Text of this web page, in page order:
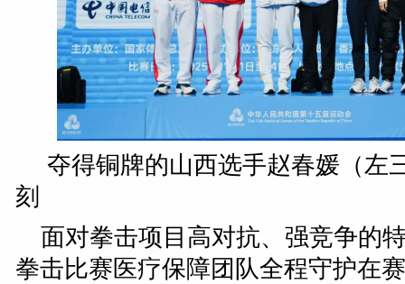
夺得铜牌的山西选手赵春媛（左
刻
面对拳击项目高对抗、强竞争的
拳击比赛医疗保障团队全程守护在